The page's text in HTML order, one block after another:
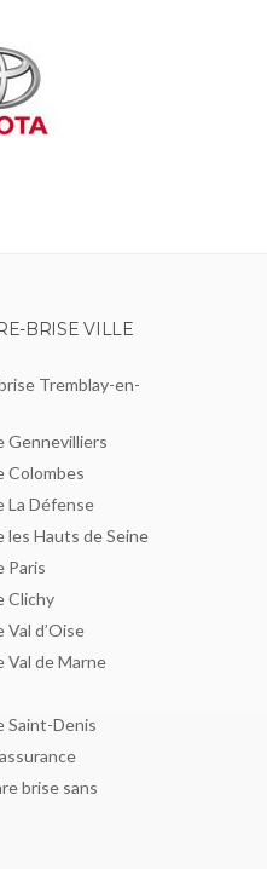
BRISE VILLE
Tremblay-en-
Gennevilliers
Colombes
La Défense
les Hauts de Seine
Paris
Clichy
d’Oise
Val de Marne
Saint-Denis
brise sans